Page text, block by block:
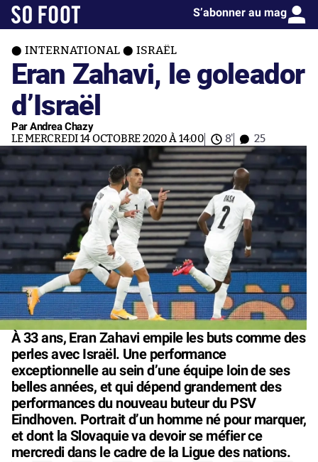
S’abonner au mag
INTERNATIONAL ISRAËL
Eran Zahavi, le goleador
d’Israël
Par Andrea Chazy
LE MERCREDI 14 OCTOBRE 2020 À 14:00 8' 25
À 33 ans, Eran Zahavi empile les buts comme des
perles avec Israël. Une performance
exceptionnelle au sein d’une équipe loin de ses
belles années, et qui dépend grandement des
performances du nouveau buteur du PSV
Eindhoven. Portrait d’un homme né pour marquer,
et dont la Slovaquie va devoir se méfier ce
mercredi dans le cadre de la Ligue des nations.